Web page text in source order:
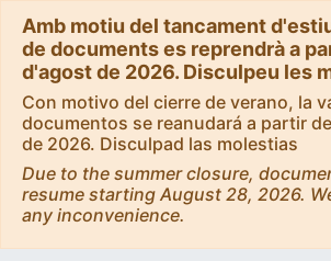
Amb motiu del tancament
de documents es reprendrà a
d'agost de 2026. Disculpeu les
Con motivo del cierre de verano, la
documentos se reanudará a partir
de 2026. Disculpad las molestias
Due to the summer closure,
resume starting August 28, 2026.
any inconvenience.